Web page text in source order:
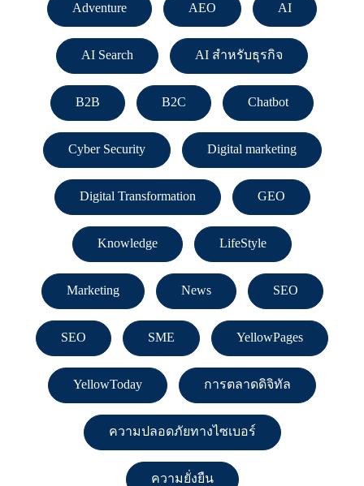
Adventure AEO AI
AI Search AI สำหรับธุรกิจ
B2B B2C Chatbot
Cyber Security Digital marketing
Digital Transformation GEO
Knowledge LifeStyle
Marketing News SEO
SEO SME YellowPages
YellowToday การตลาดดิจิทัล
ความปลอดภัยทางไซเบอร์
ความยั่งยืน